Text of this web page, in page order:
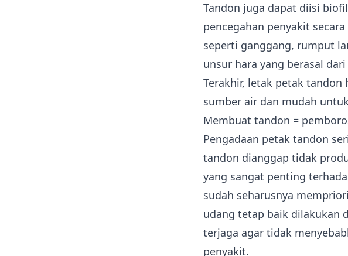
Tandon juga dapat diisi
pencegahan penyakit
seperti ganggang, rumput
unsur hara yang berasal
Terakhir, letak petak
sumber air dan mudah
Membuat tandon =
Pengadaan petak tandon
tandon dianggap tidak
yang sangat penting
sudah seharusnya
udang tetap baik dilakukan
terjaga agar tidak
penyakit.